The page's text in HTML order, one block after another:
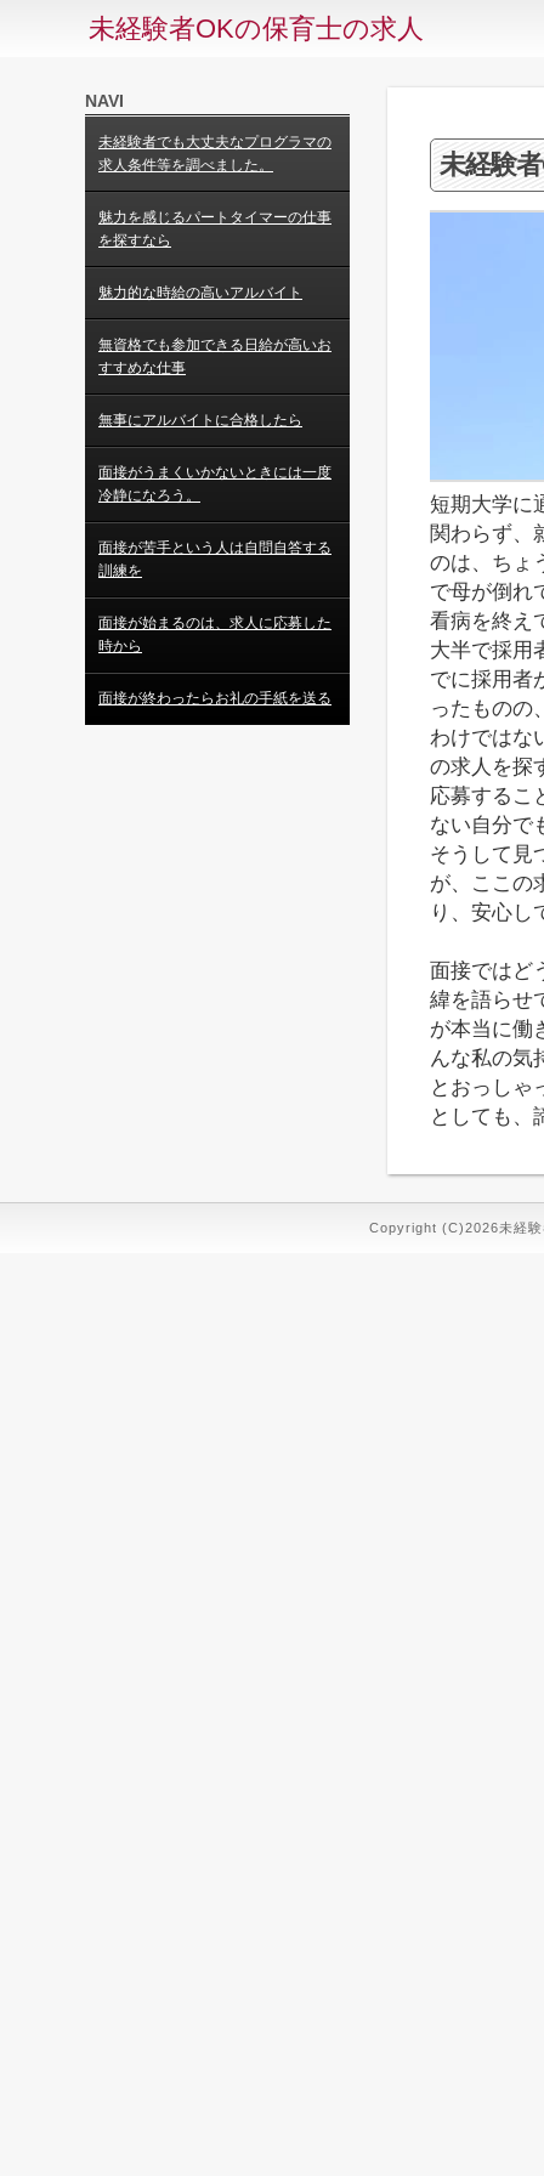
未経験者OKの保育士の求人
NAVI
未経験者でも大丈夫なプログラマの
求人条件等を調べました。
魅力を感じるパートタイマーの仕事
を探すなら
魅力的な時給の高いアルバイト
無資格でも参加できる日給が高いお
すすめな仕事
無事にアルバイトに合格したら
面接がうまくいかないときには一度
冷静になろう。
面接が苦手という人は自問自答する
訓練を
面接が始まるのは、求人に応募した
時から
面接が終わったらお礼の手紙を送る
未経験
短期大学に
関わらず、
のは、ちょ
で母が倒れ
看病を終え
大半で採用
でに採用者
ったものの
わけではな
の求人を探
応募するこ
ない自分で
そうして見
が、ここの
り、安心し
面接ではど
緯を語らせ
が本当に働
んな私の気
とおっしゃ
としても、
Copyright (C)2026未経